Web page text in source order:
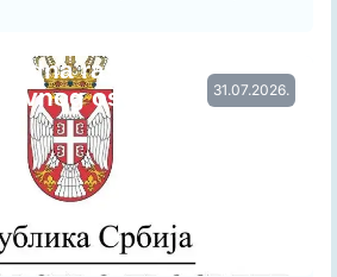
31.07.2026.
raspodela radnog
osoblja…